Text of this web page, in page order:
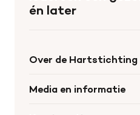
én later
Over de Hartstichting
Organisatie
Media en informatie
Nieuws